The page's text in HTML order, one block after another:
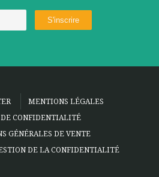
MENTIONS LÉGALES
CONFIDENTIALITÉ
GÉNÉRALES DE VENTE
DE LA CONFIDENTIALITÉ